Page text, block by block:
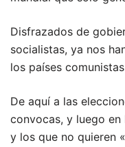
Disfrazados de
socialistas, ya nos
los países
De aquí a las
convocas, y luego
y los que no quieren